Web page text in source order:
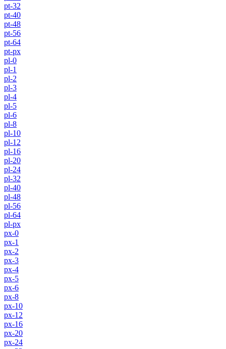
pt-32
pt-40
pt-48
pt-56
pt-64
pt-px
pl-0
pl-1
pl-2
pl-3
pl-4
pl-5
pl-6
pl-8
pl-10
pl-12
pl-16
pl-20
pl-24
pl-32
pl-40
pl-48
pl-56
pl-64
pl-px
px-0
px-1
px-2
px-3
px-4
px-5
px-6
px-8
px-10
px-12
px-16
px-20
px-24